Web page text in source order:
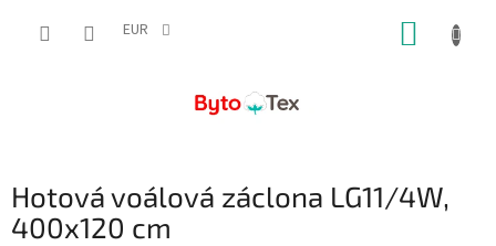
EUR
Hotová voálová záclona LG11/4W,
400x120 cm